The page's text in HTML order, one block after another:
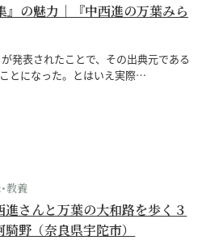
の魅力｜『中西進の万葉みら
発表されたことで、その出典元である
とになった。とはいえ実際…
教養
進さんと万葉の大和路を歩く３
騎野（奈良県宇陀市）